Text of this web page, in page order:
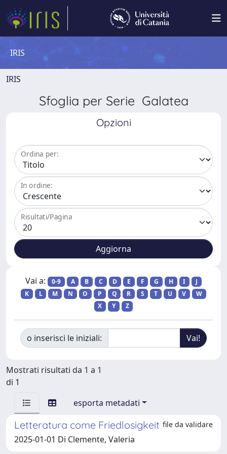
IRIS
IRIS
Sfoglia per Serie Galatea
Opzioni
Ordina per:
In ordine:
Risultati/Pagina
Vai a: 0-9 A B C D E F G H I
J
K
L M N O P Q R S T U V
W
X
Y Z
o inserisci le iniziali:
Mostrati risultati da 1 a 1
di 1
esporta metadati
Letteratura come Friedlosigkeit file da validare
2025-01-01 Di Clemente, Valeria